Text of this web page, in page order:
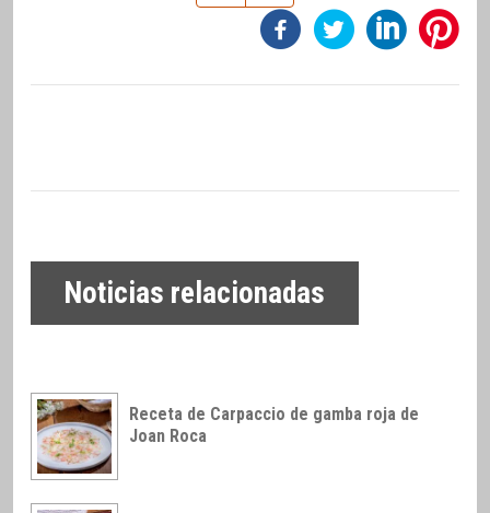
Noticias relacionadas
Receta de Carpaccio de gamba roja de
Joan Roca